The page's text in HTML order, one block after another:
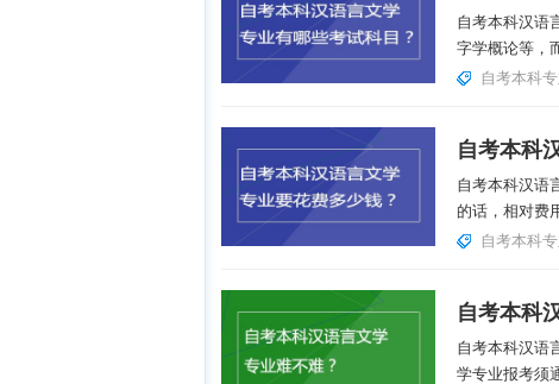
自考本科汉语
字学概论等，
自考本科
自考本科汉语
的话，相对费
自考本科
自考本科
自考本科汉语
学专业报考须